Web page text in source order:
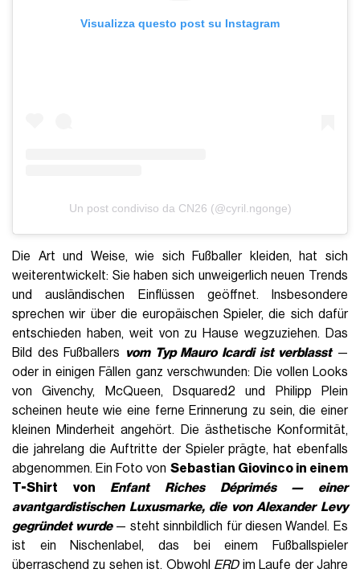
Visualizza questo post su Instagram
Un post condiviso da CN26 (@cyril.ngonge)
Die Art und Weise, wie sich Fußballer kleiden, hat sich
weiterentwickelt: Sie haben sich unweigerlich neuen Trends
und ausländischen Einflüssen geöffnet. Insbesondere
sprechen wir über die europäischen Spieler, die sich dafür
entschieden haben, weit von zu Hause wegzuziehen. Das
Bild des Fußballers
vom Typ Mauro Icardi ist verblasst—
oder in einigen Fällen ganz verschwunden: Die vollen Looks
von Givenchy, McQueen, Dsquared2 und Philipp Plein
scheinen heute wie eine ferne Erinnerung zu sein, die einer
kleinen Minderheit angehört. Die ästhetische Konformität,
die jahrelang die Auftritte der Spieler prägte, hat ebenfalls
abgenommen. Ein Foto von Sebastian Giovinco in einem
T-Shirt vonEnfant Riches Déprimés — einer
avantgardistischen Luxusmarke, die von Alexander Levy
gegründet wurde— steht sinnbildlich für diesen Wandel. Es
ist ein Nischenlabel, das bei einem Fußballspieler
überraschend zu sehen ist. Obwohl ERDim Laufe der Jahre